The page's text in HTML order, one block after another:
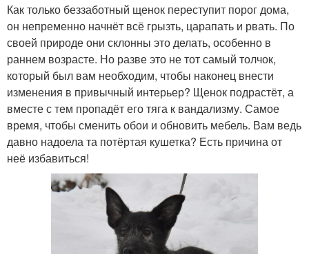
Как только беззаботный щенок переступит порог дома,
он непременно начнёт всё грызть, царапать и рвать. По
своей природе они склонны это делать, особенно в
раннем возрасте. Но разве это не тот самый толчок,
который был вам необходим, чтобы наконец внести
изменения в привычный интерьер? Щенок подрастёт, а
вместе с тем пропадёт его тяга к вандализму. Самое
время, чтобы сменить обои и обновить мебель. Вам ведь
давно надоела та потёртая кушетка? Есть причина от
неё избавиться!